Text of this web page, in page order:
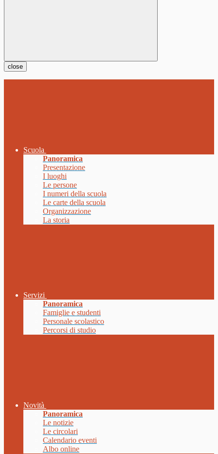
close
Scuola
Panoramica
Presentazione
I luoghi
Le persone
I numeri della scuola
Le carte della scuola
Organizzazione
La storia
Servizi
Panoramica
Famiglie e studenti
Personale scolastico
Percorsi di studio
Novità
Panoramica
Le notizie
Le circolari
Calendario eventi
Albo online